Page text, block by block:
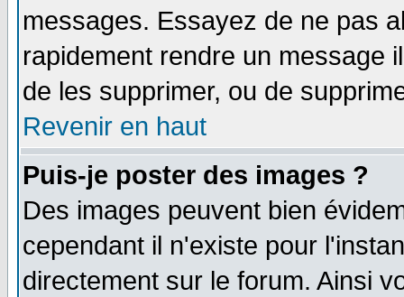
messages. Essayez de ne pas
rapidement rendre un message
de les supprimer, ou de
Revenir en haut
Puis-je poster des images ?
Des images peuvent bien
cependant il n'existe pour
directement sur le forum. Ainsi